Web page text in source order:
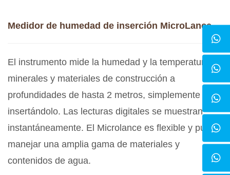
Medidor de humedad de inserción MicroLance
El instrumento mide la humedad y la temperatura de
minerales y materiales de construcción a
profundidades de hasta 2 metros, simplemente
insertándolo. Las lecturas digitales se muestran
instantáneamente. El Microlance es flexible y puede
manejar una amplia gama de materiales y
contenidos de agua.